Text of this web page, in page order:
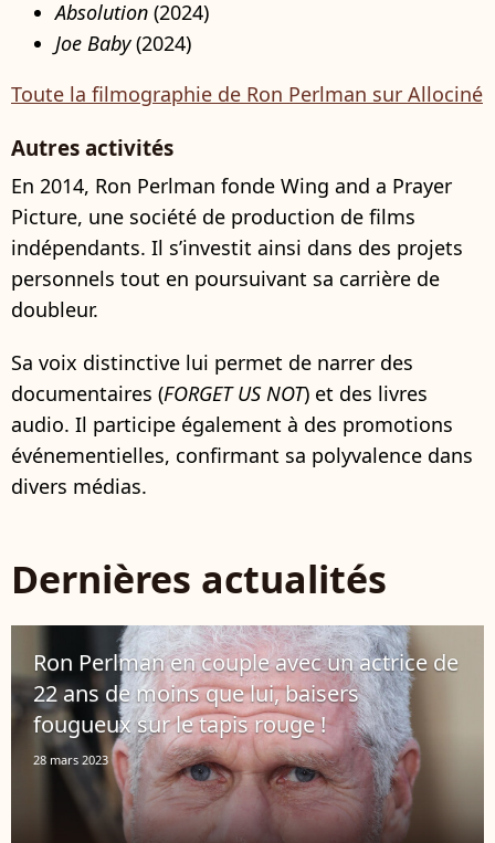
Absolution (2024)
Joe Baby(2024)
Toute la filmographie de Ron Perlman sur Allociné
Autres activités
En 2014, Ron Perlman fonde Wing and a Prayer
Picture, une société de production de films
indépendants. Il s’investit ainsi dans des projets
personnels tout en poursuivant sa carrière de
doubleur.
Sa voix distinctive lui permet de narrer des
documentaires (FORGET US NOT) et des livres
audio. Il participe également à des promotions
événementielles, confirmant sa polyvalence dans
divers médias.
Dernières actualités
Ron Perlman en couple avec un actrice de
22 ans de moins que lui, baisers
fougueux sur le tapis rouge !
28 mars 2023